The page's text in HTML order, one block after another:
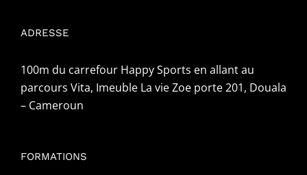
ADRESSE
100m du carrefour Happy Sports en allant au
parcours Vita, Imeuble La vie Zoe porte 201, Douala
– Cameroun
FORMATIONS